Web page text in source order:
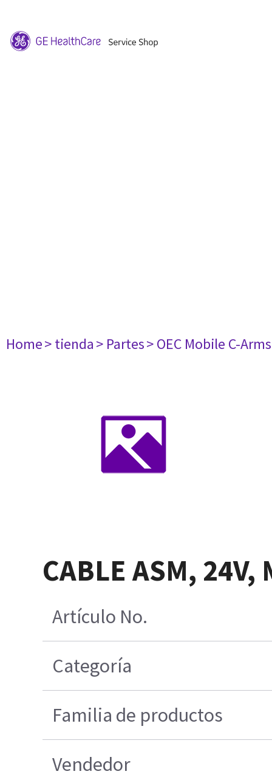
Home> tienda> Partes> OEC Mobile C-Arms
CABLE ASM, 24V,
Artículo No.
Categoría
Familia de productos
Vendedor